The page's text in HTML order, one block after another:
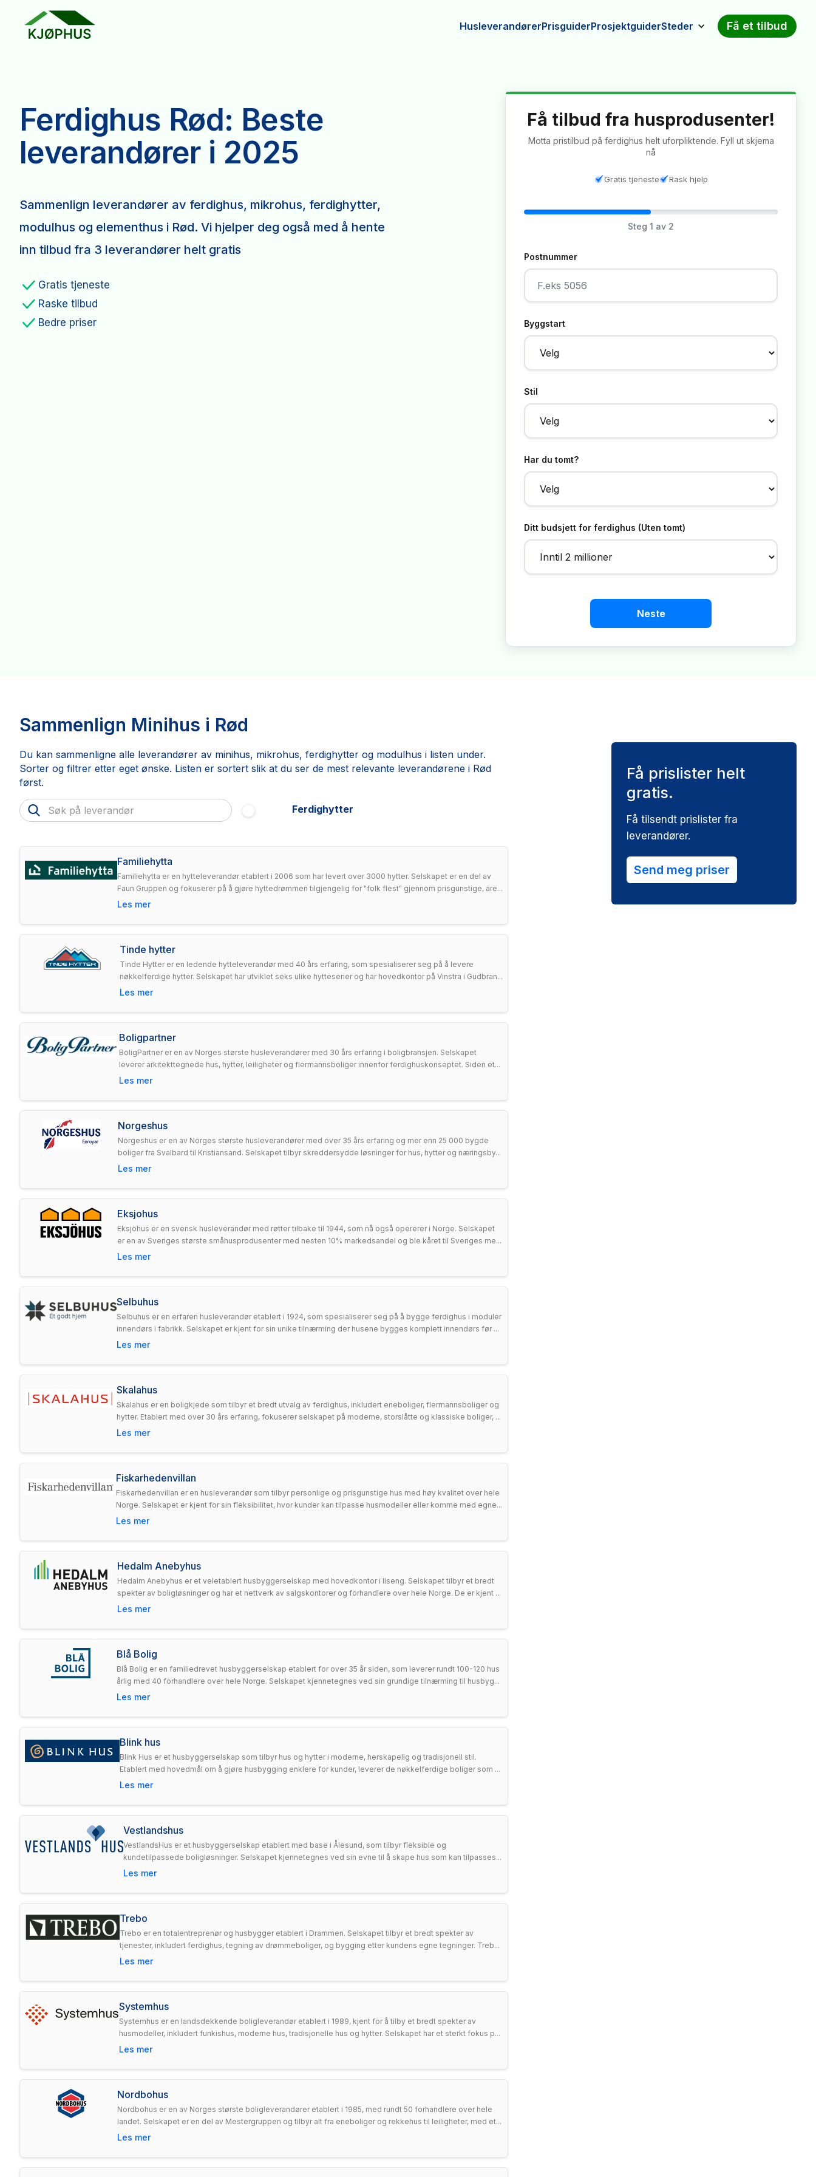
HusleverandørerPrisguiderProsjektguiderSteder Få et tilbud
Ferdighus Rød: Beste
leverandører i 2025
Sammenlign leverandører av ferdighus, mikrohus, ferdighytter,
modulhus og elementhus i Rød. Vi hjelper deg også med å hente
inn tilbud fra 3 leverandører helt gratis
Gratis tjeneste
Raske tilbud
Bedre priser
Få tilbud fra husprodusenter!
Motta pristilbud på ferdighus helt uforpliktende. Fyll ut skjema
nå
Gratis tjeneste Rask hjelp
Steg 1 av 2
Postnummer
Byggstart
Stil
Har du tomt?
Ditt budsjett for ferdighus (Uten tomt)
Neste
Sammenlign Minihus i Rød
Du kan sammenligne alle leverandører av minihus, mikrohus, ferdighytter og modulhus i listen under.
Sorter og filtrer etter eget ønske. Listen er sortert slik at du ser de mest relevante leverandørene i Rød
først.
Ferdighytter
Familiehytta
Familiehytta er en hytteleverandør etablert i 2006 som har levert over 3000 hytter. Selskapet er en del av
Faun Gruppen og fokuserer på å gjøre hyttedrømmen tilgjengelig for "folk flest" gjennom prisgunstige, are...
Les mer
Tinde hytter
Tinde Hytter er en ledende hytteleverandør med 40 års erfaring, som spesialiserer seg på å levere
nøkkelferdige hytter. Selskapet har utviklet seks ulike hytteserier og har hovedkontor på Vinstra i Gudbran...
Les mer
Boligpartner
BoligPartner er en av Norges største husleverandører med 30 års erfaring i boligbransjen. Selskapet
leverer arkitekttegnede hus, hytter, leiligheter og flermannsboliger innenfor ferdighuskonseptet. Siden et...
Les mer
Norgeshus
Norgeshus er en av Norges største husleverandører med over 35 års erfaring og mer enn 25 000 bygde
boliger fra Svalbard til Kristiansand. Selskapet tilbyr skreddersydde løsninger for hus, hytter og næringsby...
Les mer
Eksjohus
Eksjöhus er en svensk husleverandør med røtter tilbake til 1944, som nå også opererer i Norge. Selskapet
er en av Sveriges største småhusprodusenter med nesten 10% markedsandel og ble kåret til Sveriges me...
Les mer
Selbuhus
Selbuhus er en erfaren husleverandør etablert i 1924, som spesialiserer seg på å bygge ferdighus i moduler
innendørs i fabrikk. Selskapet er kjent for sin unike tilnærming der husene bygges komplett innendørs før ...
Les mer
Skalahus
Skalahus er en boligkjede som tilbyr et bredt utvalg av ferdighus, inkludert eneboliger, flermannsboliger og
hytter. Etablert med over 30 års erfaring, fokuserer selskapet på moderne, storslåtte og klassiske boliger, ...
Les mer
Fiskarhedenvillan
Fiskarhedenvillan er en husleverandør som tilbyr personlige og prisgunstige hus med høy kvalitet over hele
Norge. Selskapet er kjent for sin fleksibilitet, hvor kunder kan tilpasse husmodeller eller komme med egne...
Les mer
Hedalm Anebyhus
Hedalm Anebyhus er et veletablert husbyggerselskap med hovedkontor i Ilseng. Selskapet tilbyr et bredt
spekter av boligløsninger og har et nettverk av salgskontorer og forhandlere over hele Norge. De er kjent ...
Les mer
Blå Bolig
Blå Bolig er en familiedrevet husbyggerselskap etablert for over 35 år siden, som leverer rundt 100-120 hus
årlig med 40 forhandlere over hele Norge. Selskapet kjennetegnes ved sin grundige tilnærming til husbyg...
Les mer
Blink hus
Blink Hus er et husbyggerselskap som tilbyr hus og hytter i moderne, herskapelig og tradisjonell stil.
Etablert med hovedmål om å gjøre husbygging enklere for kunder, leverer de nøkkelferdige boliger som ...
Les mer
Vestlandshus
VestlandsHus er et husbyggerselskap etablert med base i Ålesund, som tilbyr fleksible og
kundetilpassede boligløsninger. Selskapet kjennetegnes ved sin evne til å skape hus som kan tilpasses...
Les mer
Trebo
Trebo er en totalentreprenør og husbygger etablert i Drammen. Selskapet tilbyr et bredt spekter av
tjenester, inkludert ferdighus, tegning av drømmeboliger, og bygging etter kundens egne tegninger. Treb...
Les mer
Systemhus
Systemhus er en landsdekkende boligleverandør etablert i 1989, kjent for å tilby et bredt spekter av
husmodeller, inkludert funkishus, moderne hus, tradisjonelle hus og hytter. Selskapet har et sterkt fokus p...
Les mer
Nordbohus
Nordbohus er en av Norges største boligleverandører etablert i 1985, med rundt 50 forhandlere over hele
landet. Selskapet er en del av Mestergruppen og tilbyr alt fra eneboliger og rekkehus til leiligheter, med et...
Les mer
Få prislister helt
gratis.
Få tilsendt prislister fra
leverandører.
Send meg priser